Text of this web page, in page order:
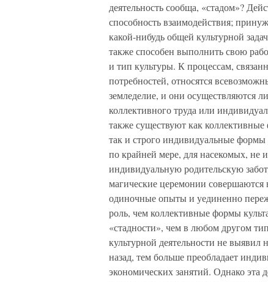
деятельность сообща, «стадом»?
способность взаимодействия;
какой-нибудь общей культурной
также способен выполнить свою
и тип культуры. К процессам,
потребностей, относятся
земледелие, и они осуществляются
коллективного труда или
также существуют как
так и строго индивидуальные формы
по крайней мере, для насекомых, не
индивидуальную родительскую
магические церемонии
одиночные опыты и уединенно
роль, чем коллективные формы
«стадности», чем в любом другом
культурной деятельности не
назад, тем больше преобладает
экономических занятий. Однако эта